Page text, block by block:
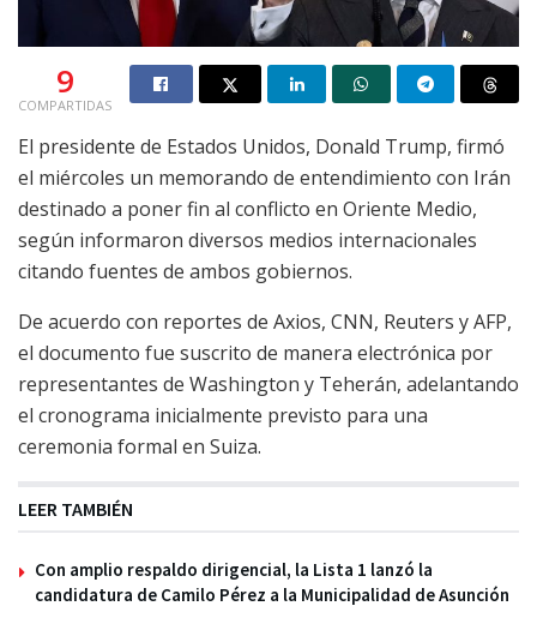
9
COMPARTIDAS
El presidente de Estados Unidos, Donald Trump, firmó
el miércoles un memorando de entendimiento con Irán
destinado a poner fin al conflicto en Oriente Medio,
según informaron diversos medios internacionales
citando fuentes de ambos gobiernos.
De acuerdo con reportes de Axios, CNN, Reuters y AFP,
el documento fue suscrito de manera electrónica por
representantes de Washington y Teherán, adelantando
el cronograma inicialmente previsto para una
ceremonia formal en Suiza.
LEER TAMBIÉN
Con amplio respaldo dirigencial, la Lista 1 lanzó la
candidatura de Camilo Pérez a la Municipalidad de Asunción